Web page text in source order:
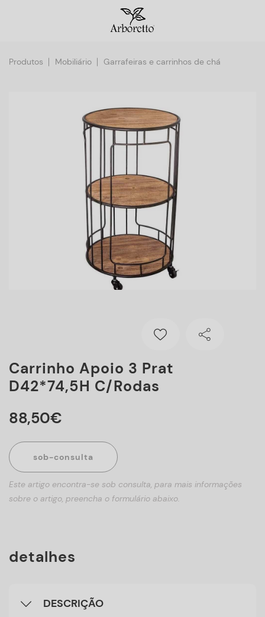
Produtos Mobiliário Garrafeiras e carrinhos de chá
Carrinho Apoio 3 Prat
D42*74,5H C/rodas
88,50€
sob-consulta
Este artigo encontra-se sob consulta, para mais informações
sobre o artigo, preencha o formulário abaixo.
detalhes
DESCRIÇÃO